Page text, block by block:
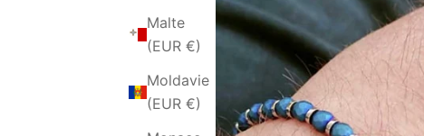
Malte
(EUR €)
Moldavie
(EUR €)